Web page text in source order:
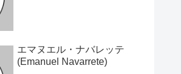
エマヌエル・ナバレッテ
(Emanuel Navarrete)